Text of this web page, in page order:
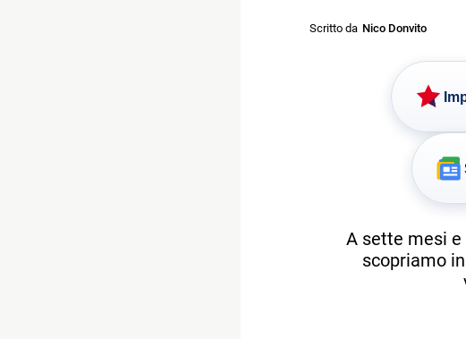
Scritto da Nico Donvito
A sette mesi e
scopriamo